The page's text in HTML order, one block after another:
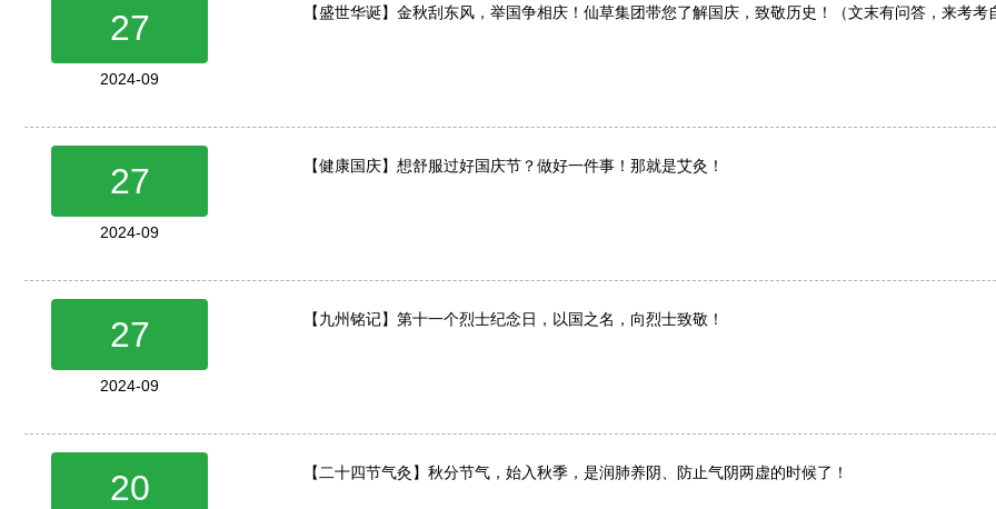
27
2024-09
【盛世华诞】金秋刮东风，举国争相庆！仙草集团带您了解国庆，致敬历史！（文末有问答，来考考
27
2024-09
【健康国庆】想舒服过好国庆节？做好一件事！那就是艾灸！
27
2024-09
【九州铭记】第十一个烈士纪念日，以国之名，向烈士致敬！
20 【二十四节气灸】秋分节气，始入秋季，是润肺养阴、防止气阴两虚的时候了！